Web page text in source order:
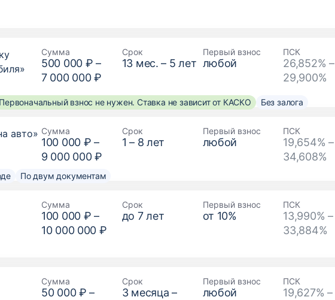
Сумма
500 000 ₽ –
7 000 000 ₽
Срок
13 мес. – 5 лет
Первый взнос
любой
ПСК
26,852% –
29,900%
Первоначальный взнос не нужен. Ставка не зависит от КАСКО Без залога
авто» Сумма
100 000 ₽ –
9 000 000 ₽
Срок
1 – 8 лет
Первый взнос
любой
ПСК
19,654% –
34,608%
По двум документам
Сумма
100 000 ₽ –
10 000 000 ₽
Срок
до 7лет
Первый взнос
от 10%
ПСК
13,990% –
33,884%
Сумма
50 000 ₽ –
Срок
3месяца –
Первый взнос
любой
ПСК
19,627% –